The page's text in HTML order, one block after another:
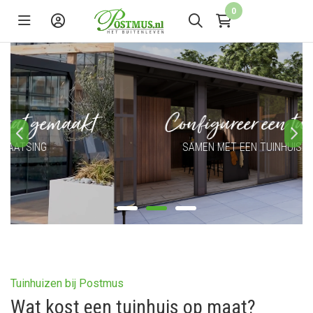
0
Configureer een tuinhuis
SAMEN MET EEN TUINHUISEXPERT
Tuinhuizen bij Postmus
Wat kost een tuinhuis op maat?